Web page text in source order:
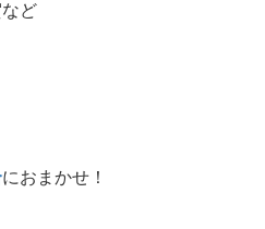
ど
におまかせ！